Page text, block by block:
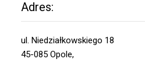
Adres:
ul. Niedziałkowskiego 18
45-085 Opole,